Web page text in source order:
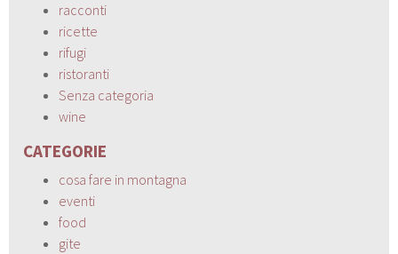
racconti
ricette
rifugi
ristoranti
Senza categoria
wine
CATEGORIE
cosa fare in montagna
eventi
food
gite